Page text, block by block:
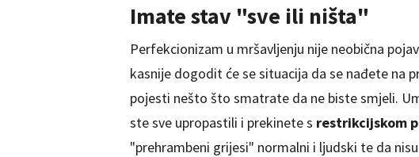
Imate stav "sve ili ništa"
Perfekcionizam u mršavljenju nije neobična
kasnije dogodit će se situacija da se nađete na
pojesti nešto što smatrate da ne biste smjeli.
ste sve upropastili i prekinete s restrikcijskom
"prehrambeni grijesi" normalni i ljudski te da